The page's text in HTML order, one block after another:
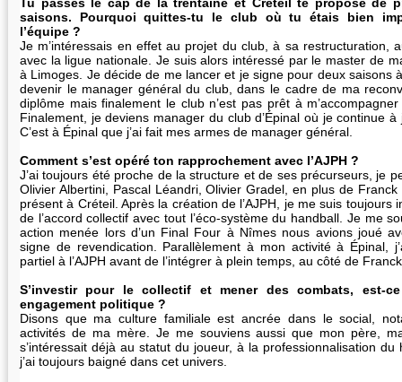
Tu passes le cap de la trentaine et Créteil te propose de
saisons. Pourquoi quittes-tu le club où tu étais bien
l’équipe ?
Je m’intéressais en effet au projet du club, à sa restructuration,
avec la ligue nationale. Je suis alors intéressé par le master de
à Limoges. Je décide de me lancer et je signe pour deux saisons
devenir le manager général du club, dans le cadre de ma
diplôme mais finalement le club n’est pas prêt à
Finalement, je deviens manager du club d’Épinal où je continue
C’est à Épinal que j’ai fait mes armes de manager général.
Comment s’est opéré ton rapprochement avec l’AJPH ?
J’ai toujours été proche de la structure et de ses précurseurs, je
Olivier Albertini, Pascal Léandri, Olivier Gradel, en plus de
présent à Créteil. Après la création de l’AJPH, je me suis toujours
de l’accord collectif avec tout l’éco-système du handball. Je me
action menée lors d’un Final Four à Nîmes nous avions joué
signe de revendication. Parallèlement à mon activité à Épinal,
partiel à l’AJPH avant de l’intégrer à plein temps, au côté de
S’investir pour le collectif et mener des combats, est-
engagement politique ?
Disons que ma culture familiale est ancrée dans le social,
activités de ma mère. Je me souviens aussi que mon père,
s’intéressait déjà au statut du joueur, à la professionnalisation du
j’ai toujours baigné dans cet univers.